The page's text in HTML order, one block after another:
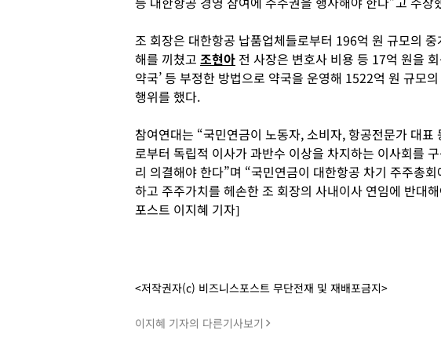
조 회장은 대한항공 납품업체들로부터 196억 원 규모의
해를 끼쳤고 조현아 전 사장은 변호사 비용 등 17억 원을
약국’ 등 부정한 방법으로 약국을 운영해 1522억 원 규모
행위를 했다.
참여연대는 “국민연금이 노동자, 소비자, 항공전문가 대표
로부터 독립적 이사가 과반수 이상을 차지하는 이사회를
리 의결해야 한다”며 “국민연금이 대한항공 차기 주주총
하고 주주가치를 헤손한 조 회장의 사내이사 연임에 반대
포스트 이지혜 기자]
<저작권자(c) 비즈니스포스트 무단전재 및 재배포금지>
이지혜 기자의 다른기사보기